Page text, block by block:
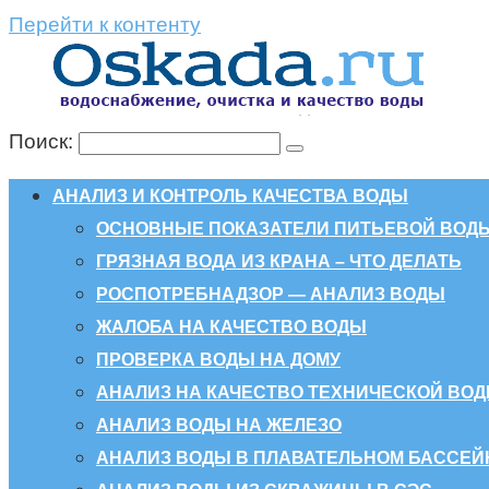
Перейти к контенту
Поиск:
АНАЛИЗ И КОНТРОЛЬ КАЧЕСТВА ВОДЫ
ОСНОВНЫЕ ПОКАЗАТЕЛИ ПИТЬЕВОЙ ВОДЫ
ГРЯЗНАЯ ВОДА ИЗ КРАНА – ЧТО ДЕЛАТЬ
РОСПОТРЕБНАДЗОР — АНАЛИЗ ВОДЫ
ЖАЛОБА НА КАЧЕСТВО ВОДЫ
ПРОВЕРКА ВОДЫ НА ДОМУ
АНАЛИЗ НА КАЧЕСТВО ТЕХНИЧЕСКОЙ
АНАЛИЗ ВОДЫ НА ЖЕЛЕЗО
АНАЛИЗ ВОДЫ В ПЛАВАТЕЛЬНОМ